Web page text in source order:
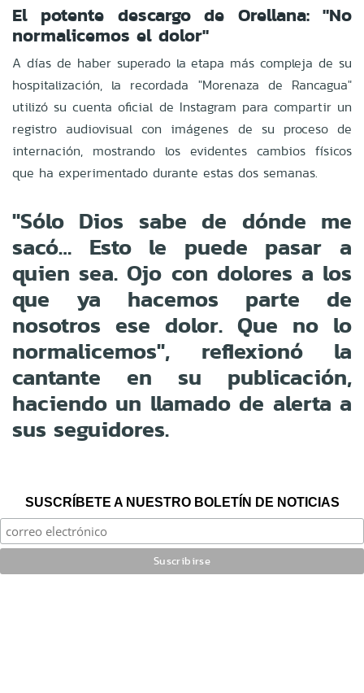
El potente descargo de Orellana: "No
normalicemos el dolor"
A días de haber superado la etapa más compleja de su
hospitalización, la recordada "Morenaza de Rancagua"
utilizó su cuenta oficial de Instagram para compartir un
registro audiovisual con imágenes de su proceso de
internación, mostrando los evidentes cambios físicos
que ha experimentado durante estas dos semanas.
"Sólo Dios sabe de dónde me
sacó… Esto le puede pasar a
quien sea. Ojo con dolores a los
que ya hacemos parte de
nosotros ese dolor. Que no lo
normalicemos", reflexionó la
cantante en su publicación,
haciendo un llamado de alerta a
sus seguidores.
SUSCRÍBETE A NUESTRO BOLETÍN DE NOTICIAS